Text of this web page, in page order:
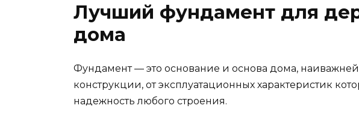
Лучший фундамент для
дома
Фундамент — это основание и основа дома,
конструкции, от эксплуатационных характеристик
надежность любого строения.